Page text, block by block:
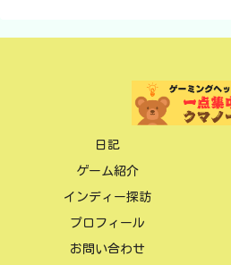
日記
ゲーム紹介
インディー探訪
プロフィール
お問い合わせ